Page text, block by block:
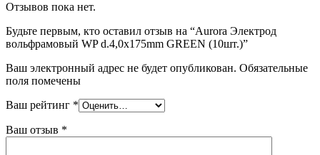
Отзывов пока нет.
Будьте первым, кто оставил отзыв на “Aurora Электрод
вольфрамовый WP d.4,0x175mm GREEN (10шт.)”
Ваш электронный адрес не будет опубликован. Обязательные
поля помечены
Ваш рейтинг *
Ваш отзыв *